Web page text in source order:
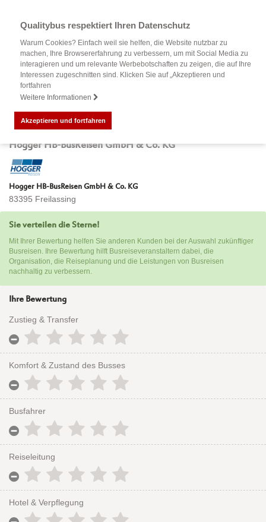
Qualitybus respektiert Ihren Datenschutz
Warum Cookies? Einfach weil sie helfen, die Website nutzbar zu
machen, Ihre Browsererfahrung zu verbessern, um mit Social Media zu
interagieren und um relevante Werbebotschaften zu zeigen, die auf Ihre
Interessen zugeschnitten sind. Klicken Sie auf „Akzeptieren und
fortfahren
Weitere Informationen
Akzeptieren und fortfahren
Hogger HB-BusReisen GmbH & Co. KG
Hogger HB-BusReisen GmbH & Co. KG
83395 Freilassing
Sie verteilen die Sterne!
Mit Ihrer Bewertung helfen Sie anderen Kunden bei der Auswahl zukünftiger
Busreisen. Ihre Bewertung hilft Busreiseveranstaltern dabei, die
Organisation, die Reiseplanung und die Leistungen von Busreisen
nachhaltig zu verbessern.
Ihre Bewertung
Zustieg & Transfer
Komfort & Zustand des Busses
Busfahrer
Reiseleitung
Hotel & Verpflegung